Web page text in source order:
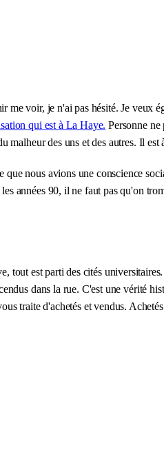
voir, je n'ai pas hésité. Je veux
qui est à La Haye. Personne
des uns et des autres. Il
nous avions une conscience
années 90, il ne faut pas qu'on
est parti des cités
dans la rue. C'est une vérité
traite d'achetés et vendus.